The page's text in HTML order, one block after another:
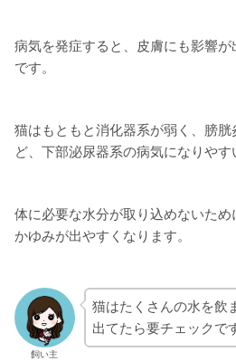
病気を発症すると、皮膚にも影響
です。
猫はもともと消化器系が弱く、膀
ど、下部泌尿器系の病気になりやす
体に必要な水分が取り込めないため
かゆみが出やすくなります。
飼い主
猫はたくさんの水を飲
出てたら要チェックで